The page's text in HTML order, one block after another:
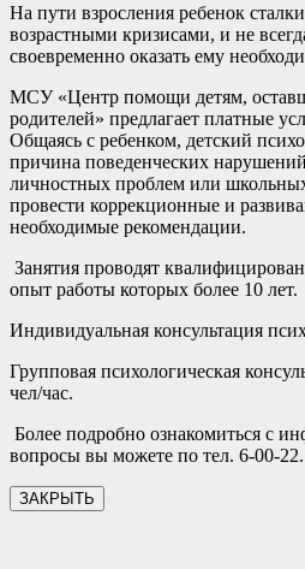
На пути взросления ребенок
возрастными кризисами, и не
своевременно оказать ему
МСУ «Центр помощи детям,
родителей» предлагает платные
Общаясь с ребенком, детский
причина поведенческих
личностных проблем или
провести коррекционные и
необходимые рекомендации.
Занятия проводят
опыт работы которых более 10 лет.
Индивидуальная консультация
Групповая психологическая
чел/час.
Более подробно ознакомиться с
вопросы вы можете по тел. 6-00-22.
ЗАКРЫТЬ